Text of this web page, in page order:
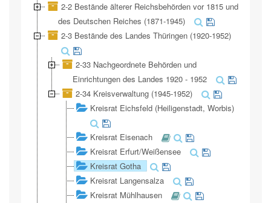
2-2 Bestände älterer Reichsbehörden vor 1815 und
des Deutschen Reiches (1871-1945)
2-3 Bestände des Landes Thüringen (1920-1952)
2-33 Nachgeordnete Behörden und
Einrichtungen des Landes 1920 - 1952
2-34 Kreisverwaltung (1945-1952)
Kreisrat Eichsfeld (Heiligenstadt, Worbis)
Kreisrat Eisenach
Kreisrat Erfurt/Weißensee
Kreisrat Gotha
Kreisrat Langensalza
Kreisrat Mühlhausen